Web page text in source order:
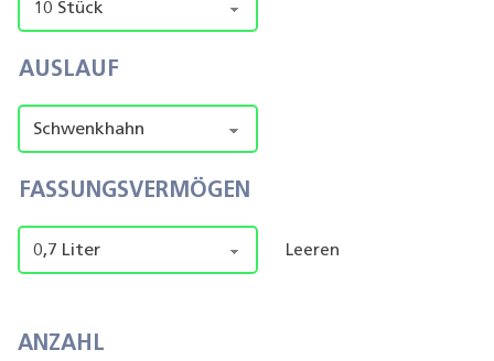
AUSLAUF
FASSUNGSVERMÖGEN
Leeren
ANZAHL